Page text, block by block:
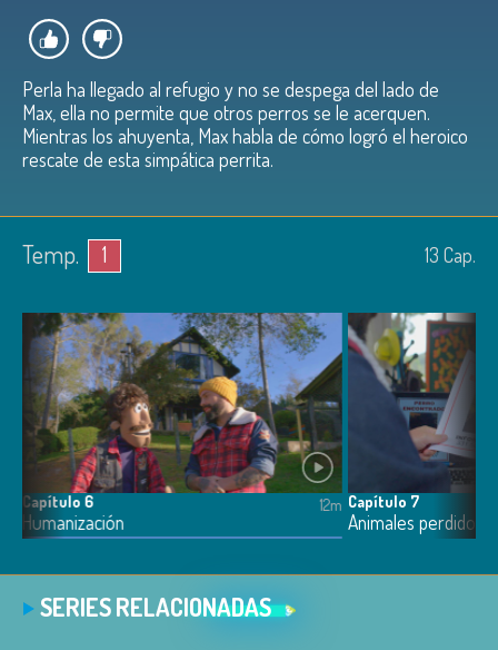
Perla ha llegado al refugio y no se despega del lado de
Max, ella no permite que otros perros se le acerquen.
Mientras los ahuyenta, Max habla de cómo logró el heroico
rescate de esta simpática perrita.
Temp. 1 13 Cap.
Capítulo 6
Humanización
12m Capítulo 7
Animales perdidos
SERIES RELACIONADAS